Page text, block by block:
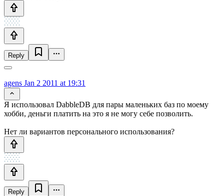
Reply
agens Jan 2 2011 at 19:31
Я использовал DabbleDB для пары маленьких баз по моему
хобби, деньги платить на это я не могу себе позволить.
Нет ли вариантов персонального использования?
Reply